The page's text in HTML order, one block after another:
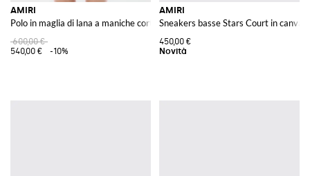
AMIRI
Polo in maglia di lana a maniche corte con motivo check e collo francese
600,00 €
540,00 €
-10%
AMIRI
Sneakers basse Stars Court in
450,00 €